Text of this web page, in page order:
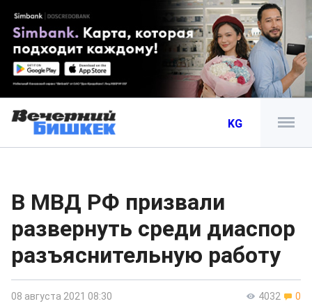
KG
В МВД РФ призвали
развернуть среди диаспор
разъяснительную работу
4032 0
08 августа 2021 08:30